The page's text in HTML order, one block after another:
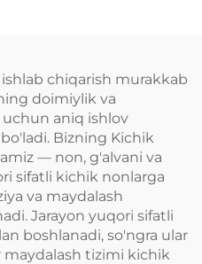
chiqarish murakkab
doimiylik va
aniq ishlov
Bizning Kichik
— non, g'alvani va
sifatli kichik nonlarga
va maydalash
Jarayon yuqori sifatli
boshlanadi, so'ngra ular
maydalash tizimi kichik